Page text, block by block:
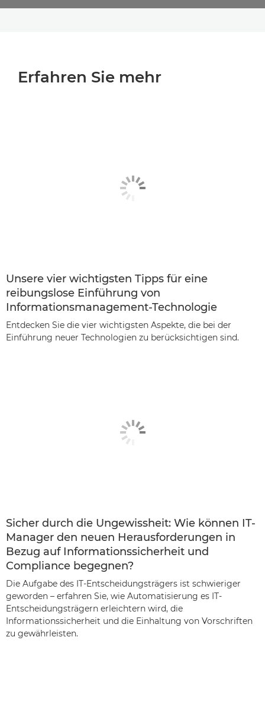
Erfahren Sie mehr
Unsere vier wichtigsten Tipps für eine
reibungslose Einführung von
Informationsmanagement-Technologie
Entdecken Sie die vier wichtigsten Aspekte, die bei der
Einführung neuer Technologien zu berücksichtigen sind.
Sicher durch die Ungewissheit: Wie können IT-
Manager den neuen Herausforderungen in
Bezug auf Informationssicherheit und
Compliance begegnen?
Die Aufgabe des IT-Entscheidungsträgers ist schwieriger
geworden – erfahren Sie, wie Automatisierung es IT-
Entscheidungsträgern erleichtern wird, die
Informationssicherheit und die Einhaltung von Vorschriften
zu gewährleisten.